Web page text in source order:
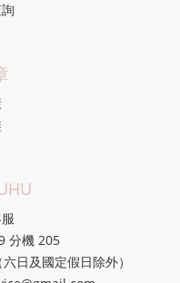
分機 205
日及國定假日除外）